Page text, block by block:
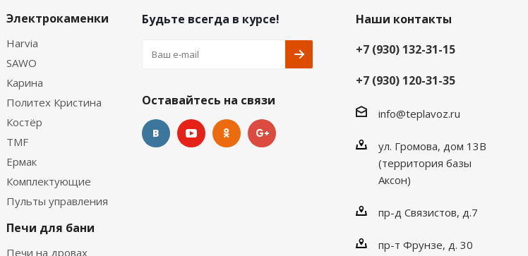
Электрокаменки
Harvia
SAWO
Карина
Политех Кристина
Костёр
TMF
Ермак
Комплектующие
Пульты управления
Печи для бани
Печи на дровах
Будьте всегда в курсе!
Оставайтесь на связи
Наши контакты
+7 (930) 132-31-15
+7 (930) 120-31-35
info@teplavoz.ru
ул. Громова, дом 13В
(территория базы
Аксон)
пр-д Связистов, д.7
пр-т Фрунзе, д. 30